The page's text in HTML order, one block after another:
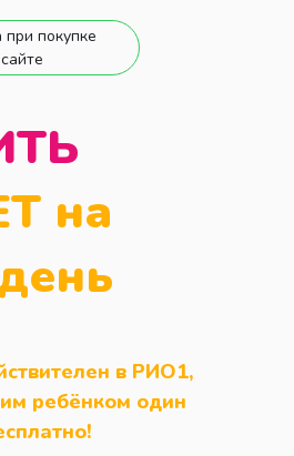
на
при покупке
в РИО1,
ребёнком один